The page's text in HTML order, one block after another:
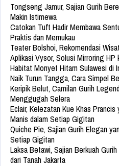
Tongseng Jamur, Sajian Gurih
Makin Istimewa
Catokan Tuft Hadir Membawa
Praktis dan Memukau
Teater Bolshoi, Rekomendasi
Aplikasi Vysor, Solusi Mirroring
Habitat Monyet Hitam Sulawesi di
Naik Turun Tangga, Cara Simpel
Keripik Belut, Camilan Gurih
Menggugah Selera
Eclair, Kelezatan Kue Khas
Manis dalam Setiap Gigitan
Quiche Pie, Sajian Gurih Elegan
Setiap Gigitan
Laksa Betawi, Sajian Berkuah
dari Tanah Jakarta